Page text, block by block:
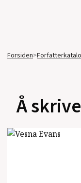
Forsiden>
Å